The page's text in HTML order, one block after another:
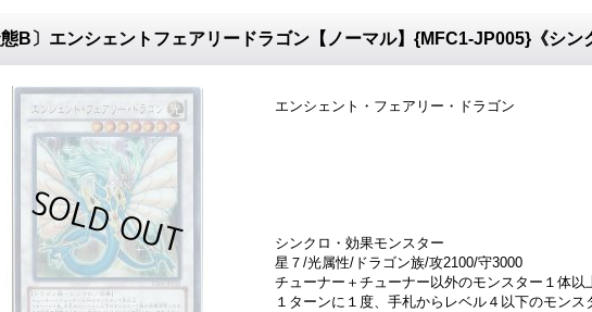
B〕エンシェントフェアリードラゴン【ノーマル】{MFC1-JP005}《シン
エンシェント・フェアリー・ドラゴン
シンクロ・効果モンスター
星７/光属性/ドラゴン族/攻2100/守3000
チューナー＋チューナー以外のモンスター１体以
１ターンに１度、手札からレベル４以下のモンス